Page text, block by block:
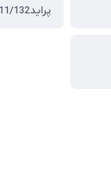
پراید111/132